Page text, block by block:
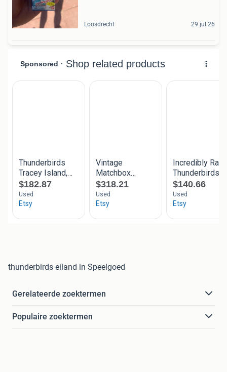
Loosdrecht 29 jul 26
thunderbirds eiland in Speelgoed
Gerelateerde zoektermen
Populaire zoektermen